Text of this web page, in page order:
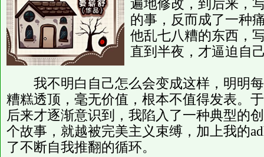
遍地修改，到后来，
的事，反而成了一种
他乱七八糟的东西，
直到半夜，才逼迫自
我不明白自己怎么会变成这样，明明每
糟糕透顶，毫无价值，根本不值得发表。
后来才逐渐意识到，我陷入了一种典型的
个故事，就越被完美主义束缚，加上我的
了不断自我推翻的循环。